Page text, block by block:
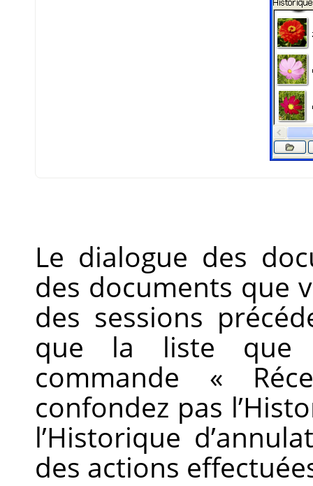
Le dialogue des
des documents que
des sessions
que la liste que
commande «
confondez pas
l’Historique
des actions